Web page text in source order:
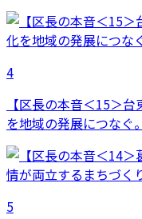
4
【区長の本音＜15＞
を地域の発展につなぐ。
5